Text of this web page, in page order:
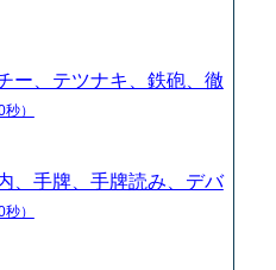
ー、テツナキ、鉄砲、徹
）
、手牌、手牌読み、デバ
）